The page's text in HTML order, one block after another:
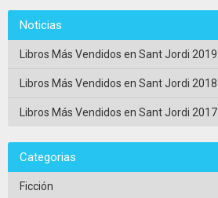
Noticias
Libros Más Vendidos en Sant Jordi 2019
Libros Más Vendidos en Sant Jordi 2018
Libros Más Vendidos en Sant Jordi 2017
Categorias
Ficción